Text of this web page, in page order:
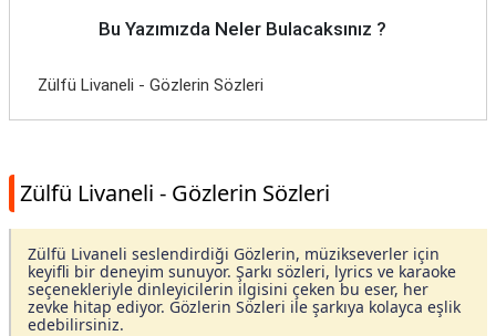
Bu Yazımızda Neler Bulacaksınız ?
Zülfü Livaneli - Gözlerin Sözleri
Zülfü Livaneli - Gözlerin Sözleri
Zülfü Livaneli seslendirdiği Gözlerin, müzikseverler için
keyifli bir deneyim sunuyor. Şarkı sözleri, lyrics ve karaoke
seçenekleriyle dinleyicilerin ilgisini çeken bu eser, her
zevke hitap ediyor. Gözlerin Sözleri ile şarkıya kolayca eşlik
edebilirsiniz.